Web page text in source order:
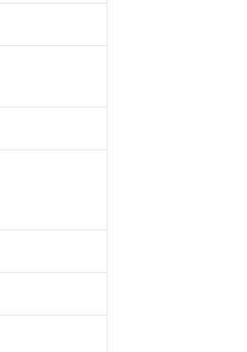
非含有を証明するものではありません。
了までの期間は出荷製品に未対応品が
のことがない限り、2022年1月12日よ